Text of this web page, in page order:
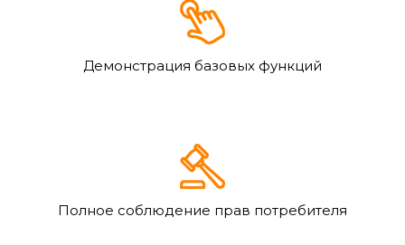
Демонстрация базовых функций
Полное соблюдение прав потребителя